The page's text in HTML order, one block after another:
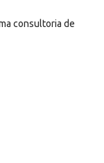
consultoria de